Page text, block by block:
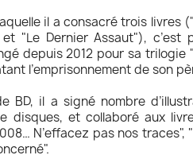
il a consacré trois livres
"Le Dernier Assaut"), c’est
depuis 2012 pour sa trilogie
l’emprisonnement de son
BD, il a signé nombre
et collaboré aux
N’effacez pas nos traces",